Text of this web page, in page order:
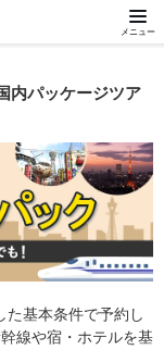
メニュー
内パッケージツア
た基本条件で予約し
線や宿・ホテルを基